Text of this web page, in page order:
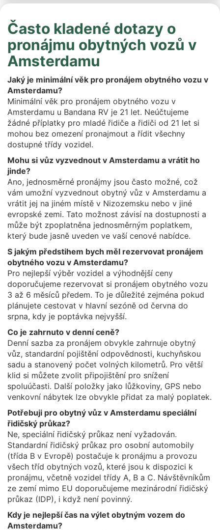
Často kladené dotazy o
pronájmu obytných vozů v
Amsterdamu
Jaký je minimální věk pro pronájem obytného vozu v
Amsterdamu?
Minimální věk pro pronájem obytného vozu v
Amsterdamu u Bandana RV je 21 let. Neúčtujeme
žádné příplatky pro mladé řidiče a řidiči od 21 let si
mohou bez omezení pronajmout a řídit všechny
dostupné třídy vozidel.
Mohu si vůz vyzvednout v Amsterdamu a vrátit ho
jinde?
Ano, jednosměrné pronájmy jsou často možné, což
vám umožní vyzvednout obytný vůz v Amsterdamu a
vrátit jej na jiném místě v Nizozemsku nebo v jiné
evropské zemi. Tato možnost závisí na dostupnosti a
může být zpoplatněna jednosměrným poplatkem,
který bude jasně uveden ve vaší cenové nabídce.
S jakým předstihem bych měl rezervovat pronájem
obytného vozu v Amsterdamu?
Pro nejlepší výběr vozidel a výhodnější ceny
doporučujeme rezervovat si pronájem obytného vozu
3 až 6 měsíců předem. To je důležité zejména pokud
plánujete cestovat v hlavní sezóně od června do
srpna, kdy je poptávka nejvyšší.
Co je zahrnuto v denní ceně?
Denní sazba za pronájem obvykle zahrnuje obytný
vůz, standardní pojištění odpovědnosti, kuchyňskou
sadu a stanovený počet volných kilometrů. Pro větší
klid si můžete zvolit připojištění pro snížení
spoluúčasti. Další položky jako lůžkoviny, GPS nebo
venkovní nábytek lze obvykle přidat za malý poplatek.
Potřebuji pro obytný vůz v Amsterdamu speciální
řidičský průkaz?
Ne, speciální řidičský průkaz není vyžadován.
Standardní řidičský průkaz pro osobní automobily
(třída B v Evropě) postačuje k pronájmu a provozu
všech tříd obytných vozů, které jsou k dispozici k
pronájmu, včetně vozidel třídy A, B a C. Návštěvníkům
ze zemí mimo EU doporučujeme mezinárodní řidičský
průkaz (IDP), i když není povinný.
Kdy je nejlepší čas na výlet obytným vozem do
Amsterdamu?